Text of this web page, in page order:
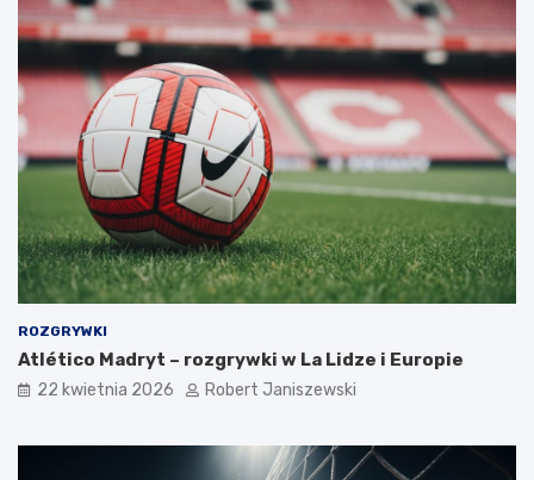
ROZGRYWKI
Atlético Madryt – rozgrywki w La Lidze i Europie
22 kwietnia 2026 Robert Janiszewski